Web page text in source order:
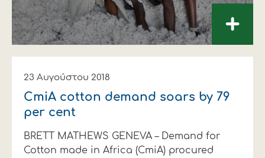
+
23 Αυγούστου 2018
CmiA cotton demand soars by 79
per cent
BRETT MATHEWS GENEVA – Demand for
Cotton made in Africa (CmiA) procured